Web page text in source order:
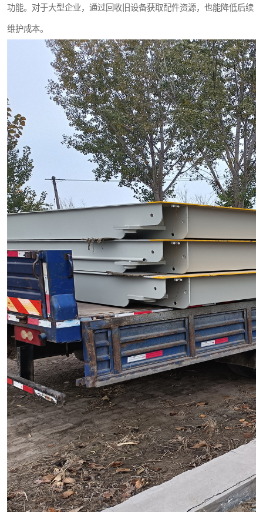
功能。对于大型企业，通过回收旧设备获取配件资源，也能降低后续
维护成本。